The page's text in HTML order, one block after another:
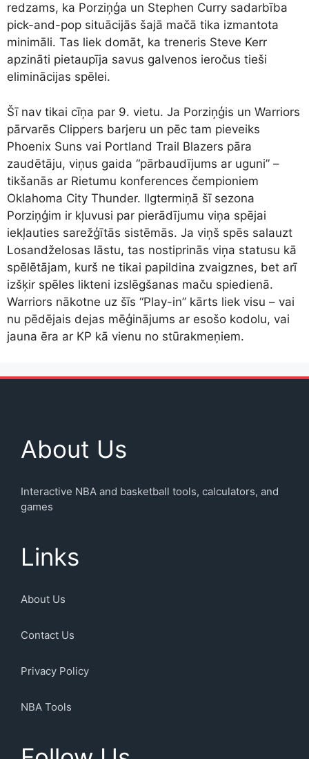
redzams, ka Porziņģa un Stephen Curry sadarbība
pick-and-pop situācijās šajā mačā tika izmantota
minimāli. Tas liek domāt, ka treneris Steve Kerr
apzināti pietaupīja savus galvenos ieročus tieši
eliminācijas spēlei.
Šī nav tikai cīņa par 9. vietu. Ja Porziņģis un Warriors
pārvarēs Clippers barjeru un pēc tam pieveiks
Phoenix Suns vai Portland Trail Blazers pāra
zaudētāju, viņus gaida “pārbaudījums ar uguni” –
tikšanās ar Rietumu konferences čempioniem
Oklahoma City Thunder. Ilgtermiņā šī sezona
Porziņģim ir kļuvusi par pierādījumu viņa spējai
iekļauties sarežģītās sistēmās. Ja viņš spēs salauzt
Losandželosas lāstu, tas nostiprinās viņa statusu kā
spēlētājam, kurš ne tikai papildina zvaigznes, bet arī
izšķir spēles likteni izslēgšanas maču spiedienā.
Warriors nākotne uz šīs “Play-in” kārts liek visu – vai
nu pēdējais dejas mēģinājums ar esošo kodolu, vai
jauna ēra ar KP kā vienu no stūrakmeņiem.
About Us
Interactive NBA and basketball tools, calculators, and
games
Links
About Us
Contact Us
Privacy Policy
NBA Tools